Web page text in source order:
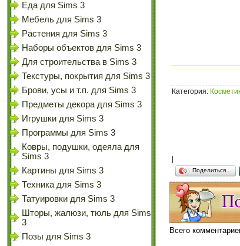
Еда для Sims 3
Мебель для Sims 3
Растения для Sims 3
Наборы объектов для Sims 3
Для строительства в Sims 3
Текстуры, покрытия для Sims 3
Брови, усы и т.п. для Sims 3
Предметы декора для Sims 3
Игрушки для Sims 3
Программы для Sims 3
Ковры, подушки, одеяла для
Sims 3
Картины для Sims 3
Техника для Sims 3
Татуировки для Sims 3
Шторы, жалюзи, тюль для Sims
3
Позы для Sims 3
Категория:
Поделиться…
Всего